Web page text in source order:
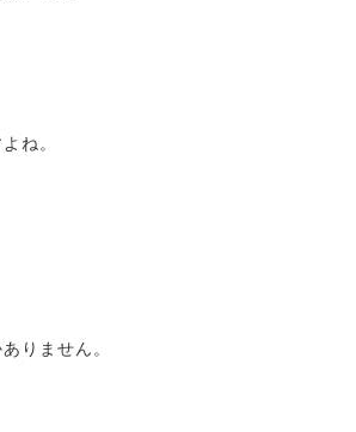
ね。
りません。